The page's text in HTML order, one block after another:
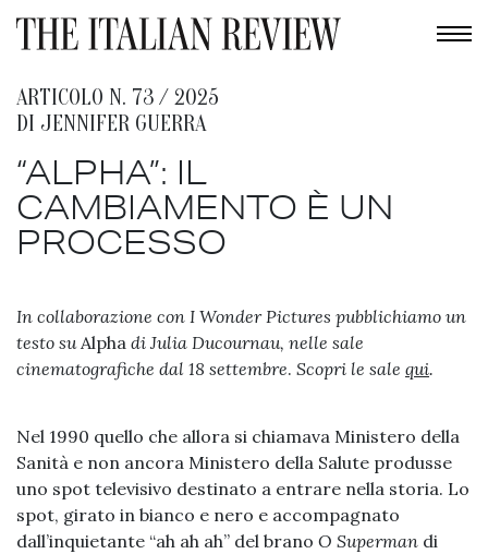
ARTICOLO N. 73 / 2025
DI JENNIFER GUERRA
“ALPHA”: IL
CAMBIAMENTO È UN
PROCESSO
In collaborazione con I Wonder Pictures pubblichiamo un
testo suAlpha di Julia Ducournau, nelle sale
cinematografiche dal 18 settembre. Scopri le sale qui.
Nel 1990 quello che allora si chiamava Ministero della
Sanità e non ancora Ministero della Salute produsse
uno spot televisivo destinato a entrare nella storia. Lo
spot, girato in bianco e nero e accompagnato
dall’inquietante “ah ah ah” del brano O Superman di